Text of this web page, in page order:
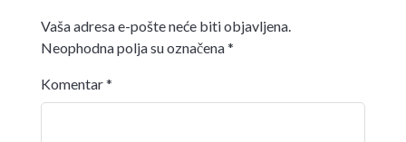
Vaša adresa e-pošte neće biti objavljena.
Neophodna polja su označena*
Komentar*